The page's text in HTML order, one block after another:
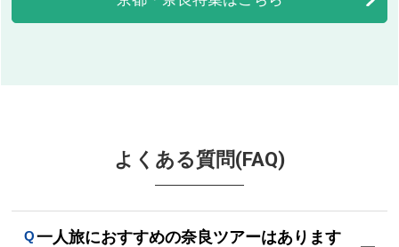
よくある質問(FAQ)
一人旅におすすめの奈良ツアーはあります